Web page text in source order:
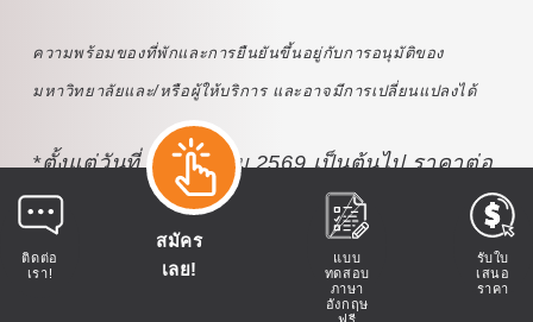
ติดต่อ
เรา!
รับใบ
เสนอ
ราคา
แบบ
ทดสอบ
ภาษา
อังกฤษ
สมัคร
เลย!
ความพร้อมของที่พักและการยืนยันขึ้นอยู่กับการอนุมัติของ
มหาวิทยาลัยและ/หรือผู้ให้บริการ และอาจมีการเปลี่ยนแปลงได้
*ตั้งแต่วันที่ 2 สิงหาคม 2569 เป็นต้นไป ราคาต่อ
สัปดาห์จะลดลงเหลือ 450 ดอลลาร์สหรัฐ และ
จำนวนมื้ออาหารต่อสัปดาห์จะเพิ่มขึ้นเป็น 10 มื้อ
โดยขึ้นอยู่กับวันที่เข้าพัก